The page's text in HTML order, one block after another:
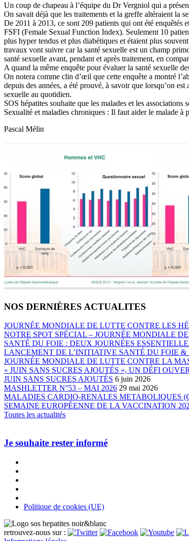
Un coup de chapeau à l’équipe du Dr Vergniol qui a
On savait déjà que les traitements et la greffe altéraient la
De 2011 à 2013, ce sont 209 patients qui ont été
FSFI (Female Sexual Function Index). Seulement 10
plus hyper tendus et plus diabétiques et étaient plus
travaux vont suivre car la santé sexuelle est un champ
santé sexuelle avant, pendant et après traitement, en
A quand la même enquête pour évaluer la santé sexuelle
On notera comme clin d’œil que cette enquête a montré
depuis des années, a été prouvé, à savoir que lorsqu’on
sexuelle au quotidien.
SOS hépatites souhaite que les malades et les
Sexualité et maladies chroniques : Il faut aider le malade à
Pascal Mélin
NOS DERNIÈRES ACTUALITES
JOURNÉE MONDIALE DE LUTTE CONTRE LES
NOTRE SPOT SPÉCIAL – JOURNÉE MONDIALE
SANTÉ DU FOIE : DEUX JOURNÉES
LANCEMENT DE L’INITIATIVE SANTÉ DU FOIE &
JOURNÉE MONDIALE DE LUTTE CONTRE LA
« JUIN SANS SUCRES AJOUTÉS », UN DÉFI
JUIN SANS SUCRES AJOUTÉS 6 juin 2026
MASHLETTER N°53 – MAI 2026 29 mai 2026
MALADIES CARDIO-RENALES METABOLIQUES
SEMAINE EUROPÉENNE DE LA VACCINATION
Toutes les actualités
Je souhaite rester informé
Politique de cookies (UE)
retrouvez-nous sur :